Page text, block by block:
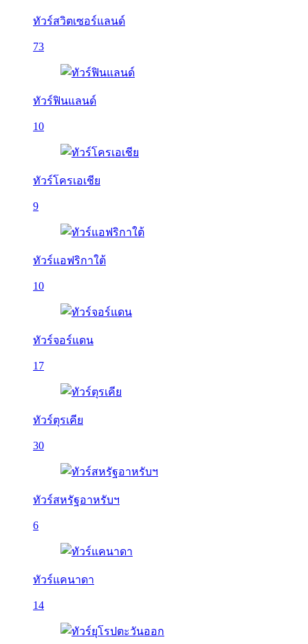
ทัวร์สวิตเซอร์แลนด์
73
ทัวร์ฟินแลนด์
10
ทัวร์โครเอเชีย
9
ทัวร์แอฟริกาใต้
10
ทัวร์จอร์แดน
17
ทัวร์ตุรเคีย
30
ทัวร์สหรัฐอาหรับฯ
6
ทัวร์แคนาดา
14